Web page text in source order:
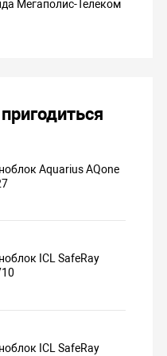
Мегаполис-Телеком
Aquarius AQone
ICL SafeRay
ICL SafeRay